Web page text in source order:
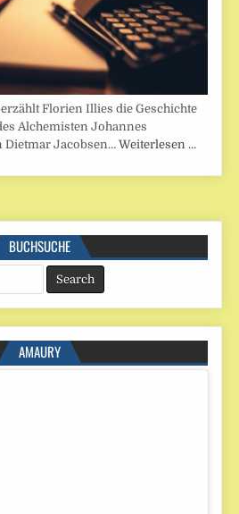
Florien Illies die Geschichte
Alchemisten Johannes
Dietmar Jacobsen…Weiterlesen …
BUCHSUCHE
AMAURY